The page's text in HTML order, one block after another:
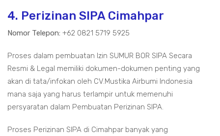
4. Perizinan SIPA Cimahpar
Nomor Telepon: +62 0821 5719 5925
Proses dalam pembuatan Izin SUMUR BOR SIPA Secara
Resmi & Legal memiliki dokumen-dokumen penting yang
akan di tata/infokan oleh CV.Mustika Airbumi Indonesia
mana saja yang harus terlampir untuk memenuhi
persyaratan dalam Pembuatan Perizinan SIPA.
Proses Perizinan SIPA di Cimahpar banyak yang